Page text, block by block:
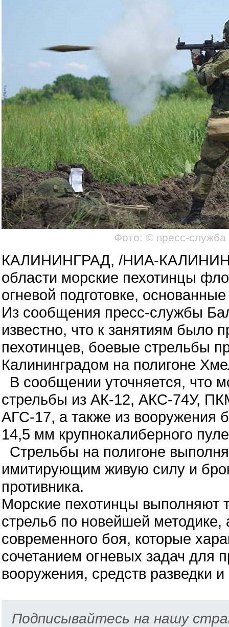
Фото: © пресс-служба
КАЛИНИНГРАД, /НИА-
области морские пехотинцы
огневой подготовке,
Из сообщения пресс-службы
известно, что к занятиям было
пехотинцев, боевые стрельбы
Калининградом на полигоне
В сообщении уточняется, что
стрельбы из АК-12, АКС-74У,
АГС-17, а также из вооружения
14,5 мм крупнокалиберного
Стрельбы на полигоне
имитирующим живую силу и
противника.
Морские пехотинцы выполняют
стрельб по новейшей методике,
современного боя, которые
сочетанием огневых задач для
вооружения, средств разведки
Подписывайтесь на нашу